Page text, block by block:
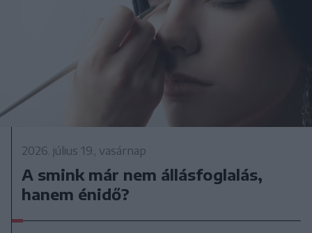
2026. július 19., vasárnap
A smink már nem állásfoglalás,
hanem énidő?